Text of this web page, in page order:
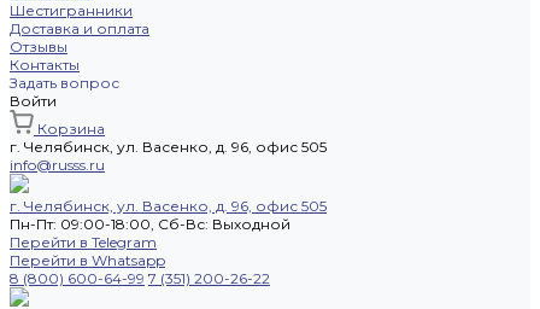
Шестигранники
Доставка и оплата
Отзывы
Контакты
Задать вопрос
Войти
Корзина
г. Челябинск, ул. Васенко, д. 96, офис 505
info@russs.ru
г. Челябинск, ул. Васенко, д. 96, офис 505
Пн-Пт: 09:00-18:00, Cб-Вс: Выходной
Перейти в Telegram
Перейти в Whatsapp
8 (800) 600-64-99 7 (351) 200-26-22